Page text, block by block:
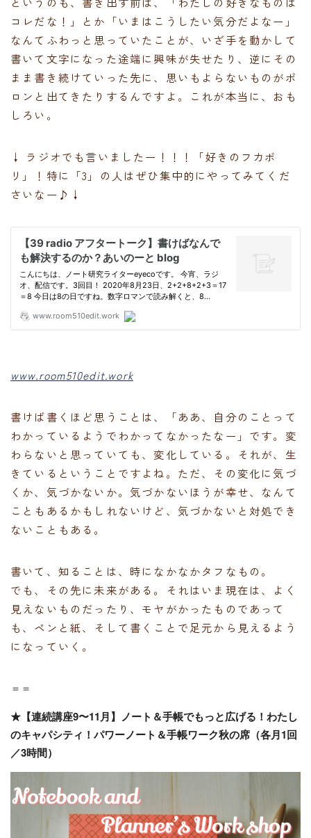
コレだな！」とか「いまはこうしたい気分だよなー」
なんてふわっと思っていたことが、いざ手を動かして
書いて文字になった途端に興味が失せたり、逆にその
まま書き続けていった先に、思いもよらないものがポ
ロンと出てきたりするんですよ。これが本当に、おも
しろい。
↓ ラジオでも言いましたー！！！「好きのフカボ
リ」！特に「3」の人はぜひ集中的にやってみてくだ
さいなー♪↓
www.room510edit.work
書けば書くほど思うことは、「ああ、自分のことって
わかっているようでわかってなかったなー」です。変
わらないと思っていても、変化している。それが、生
きているということですよね。ただ、その変化に気づ
くか、気づかないか。気づかないほうが幸せ、なんて
こともあるかもしれないけど、気づかないと対処でき
ないこともある。
書いて、知ることは、時になかなかタフなもの。
でも、その先に未来がある。それはいま現在は、よく
見えないものだったり、モヤがかったものであって
も、ペンと紙、そして書くことで足元から見えるよう
になっていく。
＝＝
★【連続講座9〜11月】ノート＆手帳でもっと広げる！わたし
のキャパシティ！パワーノート＆手帳ワーク秋の席（各月1回
／3時間）